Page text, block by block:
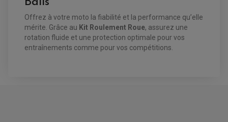
LEVIER D'EMBRAYAGE
PÉDALE DE FREIN
REPOSE PIED TYPE ORIGINE
RETROVISEUR MOTO TYPE ORIGINE
SÉLECTEUR DE VITESSE
PIÈCE MOTEUR
GALET DE VARIATEUR
COURROIE
VARIATEUR SCOOTER
Offrez à votre moto la fiabilité et la performance qu’elle
mérite. Grâce au Kit Roulement Roue, assurez une
rotation fluide et une protection optimale pour vos
entraînements comme pour vos compétitions.